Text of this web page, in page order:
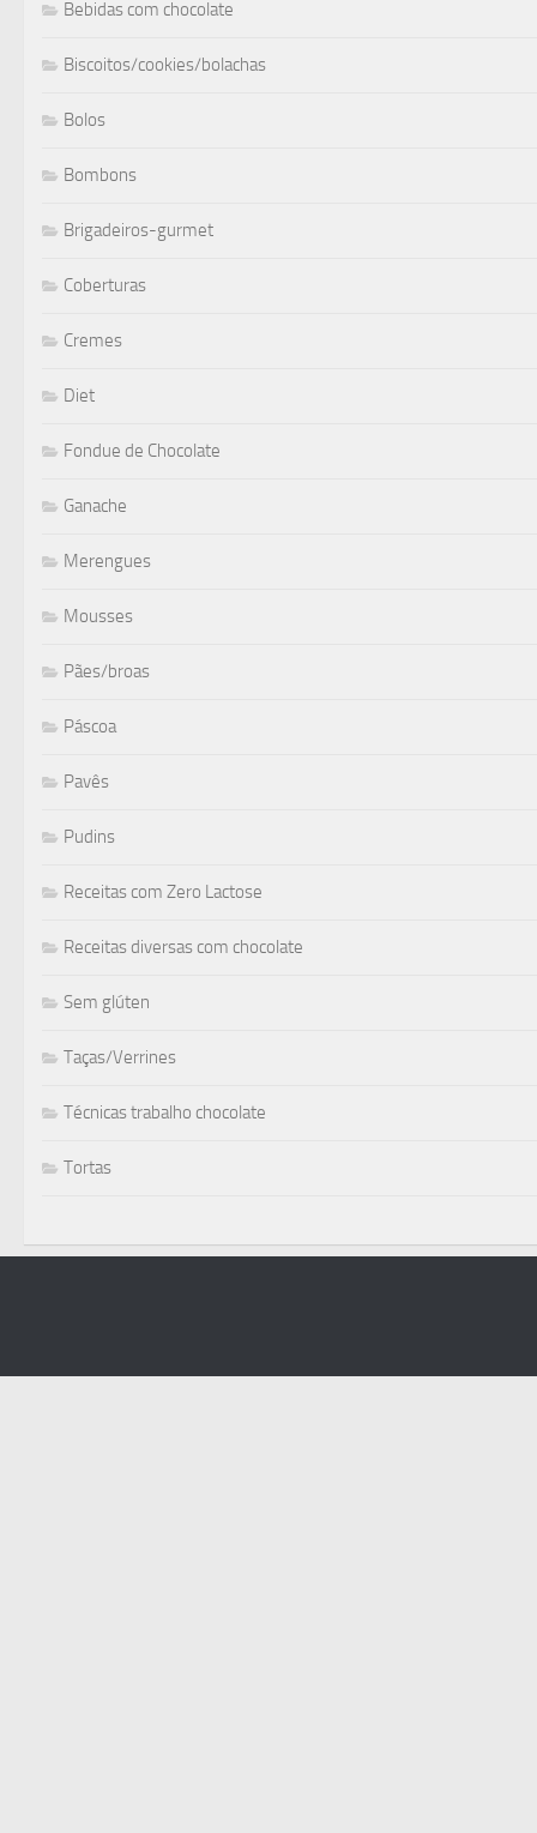
Bebidas com chocolate
Biscoitos/cookies/bolachas
Bolos
Bombons
Brigadeiros-gurmet
Coberturas
Cremes
Diet
Fondue de Chocolate
Ganache
Merengues
Mousses
Pães/broas
Páscoa
Pavês
Pudins
Receitas com Zero Lactose
Receitas diversas com chocolate
Sem glúten
Taças/Verrines
Técnicas trabalho chocolate
Tortas